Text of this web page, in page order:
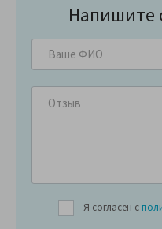
Напишите
Я согласен с